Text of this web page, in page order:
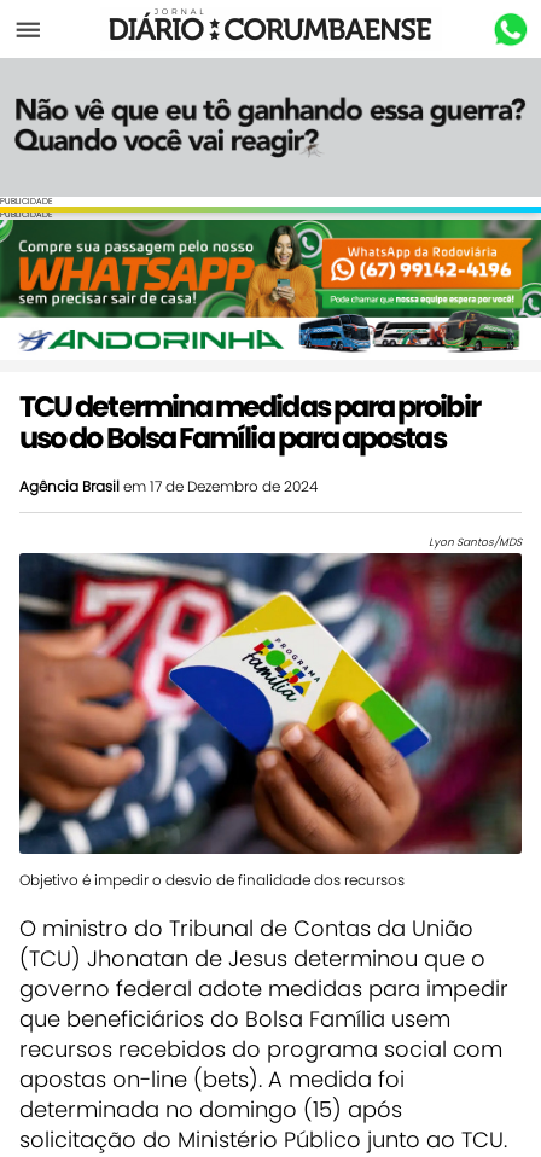
Menu
PUBLICIDADE
PUBLICIDADE
TCU determina medidas para proibir
uso do Bolsa Família para apostas
Agência Brasilem 17 de Dezembro de 2024
Lyon Santos/MDS
Objetivo é impedir o desvio de finalidade dos recursos
O ministro do Tribunal de Contas da União
(TCU) Jhonatan de Jesus determinou que o
governo federal adote medidas para impedir
que beneficiários do Bolsa Família usem
recursos recebidos do programa social com
apostas on-line (bets). A medida foi
determinada no domingo (15) após
solicitação do Ministério Público junto ao TCU.